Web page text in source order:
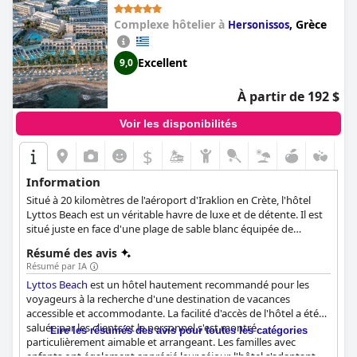
Complexe hôtelier à Hersonissos, Grèce
9,0 Excellent
À partir de 192 $
Voir les disponibilités
$
Information
Situé à 20 kilomètres de l'aéroport d'Iraklion en Crète, l'hôtel
Lyttos Beach est un véritable havre de luxe et de détente. Il est
situé juste en face d'une plage de sable blanc équipée de
et installations luxueux comprennent également un spa réputé
ainsi qu'une gamme de sports et d'activités pour les petits et les
grands.
Résumé des avis
Résumé par IA
Lyttos Beach est un hôtel hautement recommandé pour les
voyageurs à la recherche d'une destination de vacances
accessible et accommodante. La facilité d'accès de l'hôtel a été
saluée par les clients et le personnel s'est montré
particulièrement aimable et arrangeant. Les familles avec
Lire les résumés des avis pour toutes les catégories